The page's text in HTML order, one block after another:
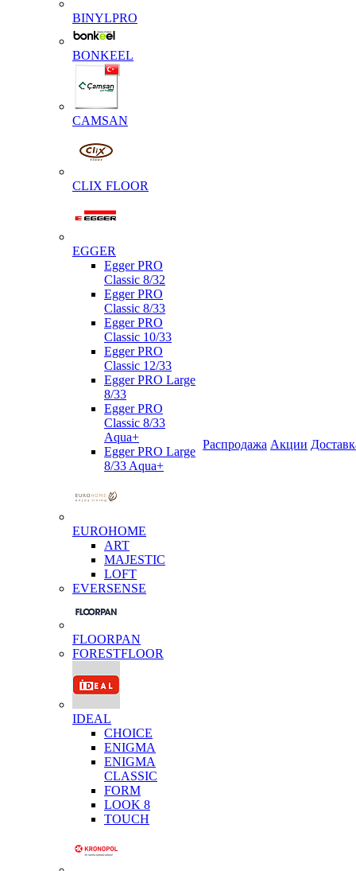
BINYLPRO
BONKEEL
CAMSAN
CLIX FLOOR
EGGER
Egger PRO
Classic 8/32
Egger PRO
Classic 8/33
Egger PRO
Classic 10/33
Egger PRO
Classic 12/33
Egger PRO Large
8/33
Egger PRO
Classic 8/33
Aqua+
Egger PRO Large
8/33 Aqua+
EUROHOME
ART
MAJESTIC
LOFT
EVERSENSE
FLOORPAN
FORESTFLOOR
IDEAL
CHOICE
ENIGMA
ENIGMA
CLASSIC
FORM
LOOK 8
TOUCH
Распродажа Акции